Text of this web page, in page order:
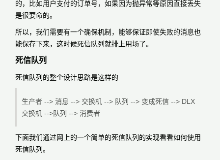
的，比如用户支付的订单号，如果因为抛异常等原因直接丢失
是很要命的。
所以，我们需要有一个确保机制，能够保证即使失败的消息也
能保存下来，这时候死信队列就排上用场了。
死信队列
死信队列的整个设计思路是这样的
生产者 --> 消息 --> 交换机 --> 队列 --> 变成死信 --> DLX
交换机 -->队列 --> 消费者
下面我们通过网上的一个简单的死信队列的实现看看如何使用
死信队列。